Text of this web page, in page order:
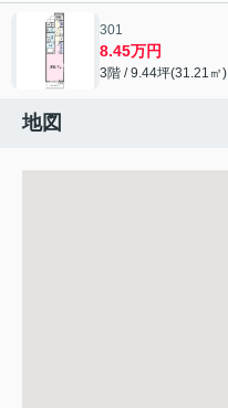
301
8.45万円
3階 / 9.44坪(31.21㎡)
地図